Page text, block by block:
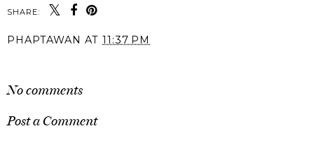
SHARE:
PHAPTAWAN AT 11:37 PM
No comments
Post a Comment